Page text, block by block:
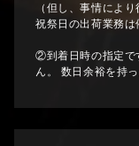
（但し、事情によ
祝祭日の出荷業務は
②到着日時の指定で
ん。 数日余裕を持